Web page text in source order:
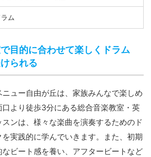
ラム
目的に合わせて楽しくドラム
られる
ニュー自由が丘は、家族みんなで楽しめ
口より徒歩3分にある総合音楽教室・英
ンは、様々な楽曲を演奏するためのド
実践的に学んでいきます。また、初期
ビート感を養い、アフタービートなど